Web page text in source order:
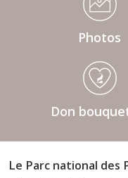
Photos
Don
Le Parc national des